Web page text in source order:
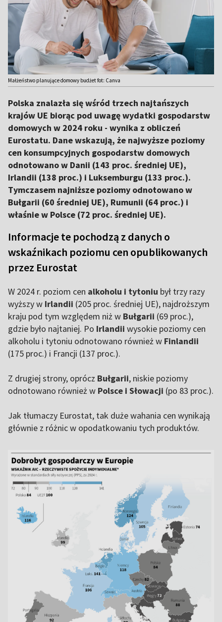
Małżeństwo planujące domowy budżet fot: Canva
Polska znalazła się wśród trzech najtańszych
krajów UE biorąc pod uwagę wydatki gospodarstw
domowych w 2024 roku - wynika z obliczeń
Eurostatu. Dane wskazują, że najwyższe poziomy
cen konsumpcyjnych gospodarstw domowych
odnotowano w Danii (143 proc. średniej UE),
Irlandii (138 proc.) i Luksemburgu (133 proc.).
Tymczasem najniższe poziomy odnotowano w
Bułgarii (60 średniej UE), Rumunii (64 proc.) i
właśnie w Polsce (72 proc. średniej UE).
Informacje te pochodzą z danych o
wskaźnikach poziomu cen opublikowanych
przez Eurostat
W 2024 r. poziom cen alkoholu i tytoniu był trzy razy
wyższy w Irlandii (205 proc. średniej UE), najdroższym
kraju pod tym względem niż w Bułgarii (69 proc.),
gdzie było najtaniej. Po Irlandii wysokie poziomy cen
alkoholu i tytoniu odnotowano również w Finlandii
(175 proc.) i Francji (137 proc.).
Z drugiej strony, oprócz Bułgarii, niskie poziomy
odnotowano również w Polsce i Słowacji (po 83 proc.).
Jak tłumaczy Eurostat, tak duże wahania cen wynikają
głównie z różnic w opodatkowaniu tych produktów.